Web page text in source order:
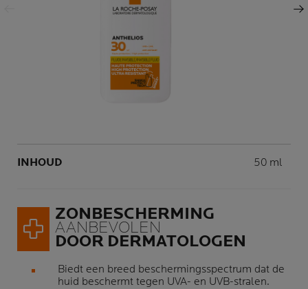
Volgende
INHOUD Volume
50 ml
ZONBESCHERMING
AANBEVOLEN
DOOR DERMATOLOGEN
Biedt een breed beschermingsspectrum dat de
huid beschermt tegen UVA- en UVB-stralen.